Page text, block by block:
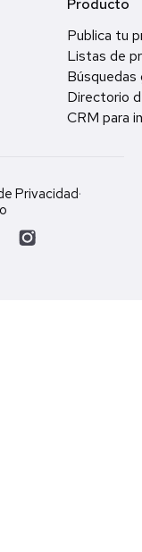
Producto
Publica tu
Listas de
Búsquedas
Directorio
CRM para
Privacidad·